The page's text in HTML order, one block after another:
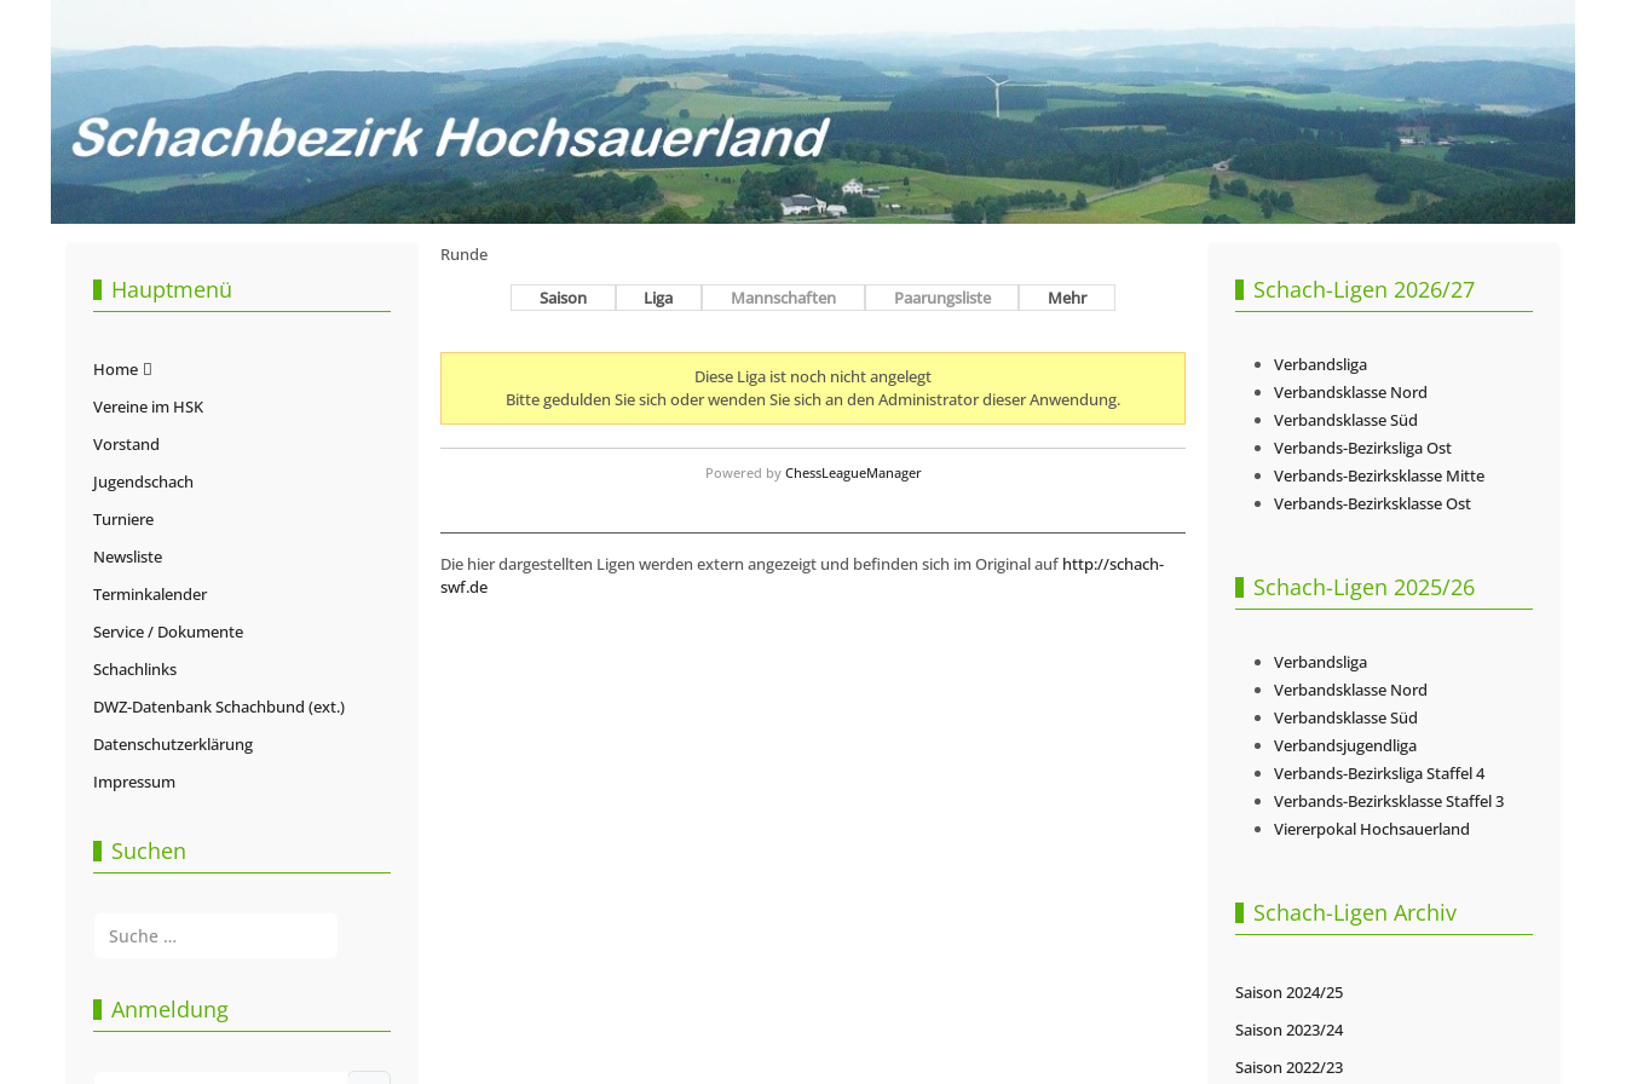
Hauptmenü
Home
Vereine im HSK
Vorstand
Jugendschach
Turniere
Newsliste
Terminkalender
Service / Dokumente
Schachlinks
DWZ-Datenbank Schachbund (ext.)
Datenschutzerklärung
Impressum
Suchen
Anmeldung
Runde
Saison
Liga Mannschaften Paarungsliste Mehr
Diese Liga ist noch nicht angelegt
Bitte gedulden Sie sich oder wenden Sie sich an den Administrator dieser Anwendung.
Powered by ChessLeagueManager
Die hier dargestellten Ligen werden extern angezeigt und befinden sich im Original auf http://schach-
swf.de
Schach-Ligen 2026/27
Verbandsliga
Verbandsklasse Nord
Verbandsklasse Süd
Verbands-Bezirksliga Ost
Verbands-Bezirksklasse Mitte
Verbands-Bezirksklasse Ost
Schach-Ligen 2025/26
Verbandsliga
Verbandsklasse Nord
Verbandsklasse Süd
Verbandsjugendliga
Verbands-Bezirksliga Staffel 4
Verbands-Bezirksklasse Staffel 3
Viererpokal Hochsauerland
Schach-Ligen Archiv
Saison 2024/25
Saison 2023/24
Saison 2022/23